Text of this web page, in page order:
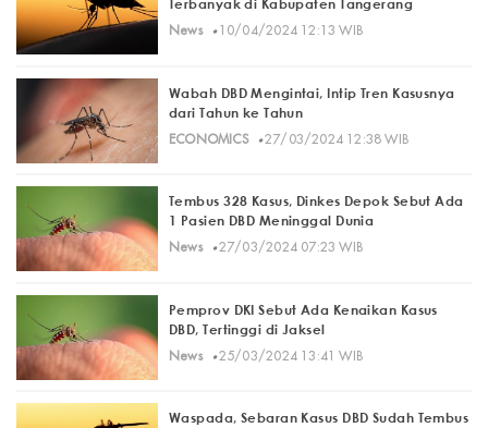
Terbanyak di Kabupaten Tangerang
News· 10/04/2024 12:13 WIB
Wabah DBD Mengintai, Intip Tren Kasusnya
dari Tahun ke Tahun
ECONOMICS· 27/03/2024 12:38 WIB
Tembus 328 Kasus, Dinkes Depok Sebut Ada
1 Pasien DBD Meninggal Dunia
News· 27/03/2024 07:23 WIB
Pemprov DKI Sebut Ada Kenaikan Kasus
DBD, Tertinggi di Jaksel
News· 25/03/2024 13:41 WIB
Waspada, Sebaran Kasus DBD Sudah Tembus